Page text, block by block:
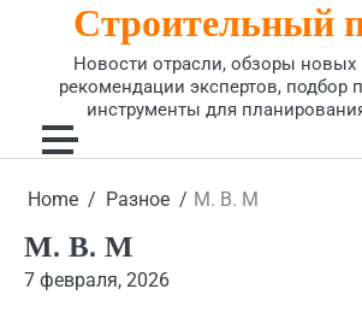
Строительный
Новости отрасли, обзоры новых
рекомендации экспертов, подбор
инструменты для
Home Разное М. В. М
М. В. М
7 февраля, 2026